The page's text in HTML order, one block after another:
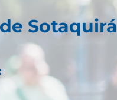
Sotaquirá